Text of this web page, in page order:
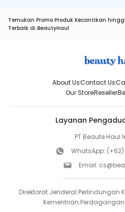
Temukan Promo Produk Kecantikan
Terbaik di BeautyHaul
About UsContact Us
Our StoreReseller
Layanan
PT Beaute Haul
WhatsApp:
Email:
Direktorat Jenderal Perlindungan
Kementrian